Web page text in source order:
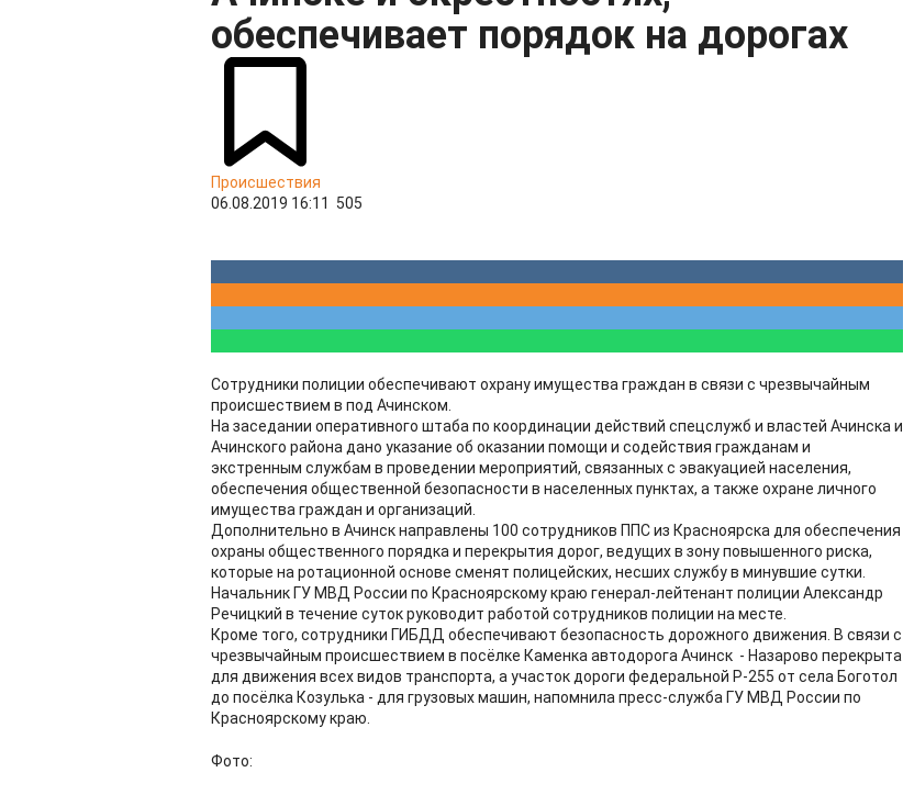
обеспечивает порядок на дорогах
Происшествия
06.08.2019 16:11
505
Сотрудники полиции обеспечивают охрану имущества граждан в связи с чрезвычайным
происшествием в под Ачинском.
На заседании оперативного штаба по координации действий спецслужб и властей Ачинска и
Ачинского района дано указание об оказании помощи и содействия гражданам и
экстренным службам в проведении мероприятий, связанных с эвакуацией населения,
обеспечения общественной безопасности в населенных пунктах, а также охране личного
имущества граждан и организаций.
Дополнительно в Ачинск направлены 100 сотрудников ППС из Красноярска для обеспечения
охраны общественного порядка и перекрытия дорог, ведущих в зону повышенного риска,
которые на ротационной основе сменят полицейских, несших службу в минувшие сутки.
Начальник ГУ МВД России по Красноярскому краю генерал-лейтенант полиции Александр
Речицкий в течение суток руководит работой сотрудников полиции на месте.
Кроме того, сотрудники ГИБДД обеспечивают безопасность дорожного движения. В связи с
чрезвычайным происшествием в посёлке Каменка автодорога Ачинск - Назарово перекрыта
для движения всех видов транспорта, а участок дороги федеральной Р-255 от села Боготол
до посёлка Козулька - для грузовых машин, напомнила пресс-служба ГУ МВД России по
Красноярскому краю.
Фото: